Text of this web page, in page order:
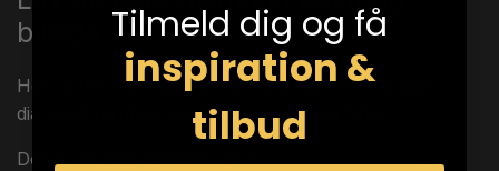
billede
Hos DiamondArt.dk kan du også lave dit helt eget
diamond painting billede ud fra dit eget foto.
Det er en populær gaveidé til:
Tilmeld dig og få
inspiration &
tilbud